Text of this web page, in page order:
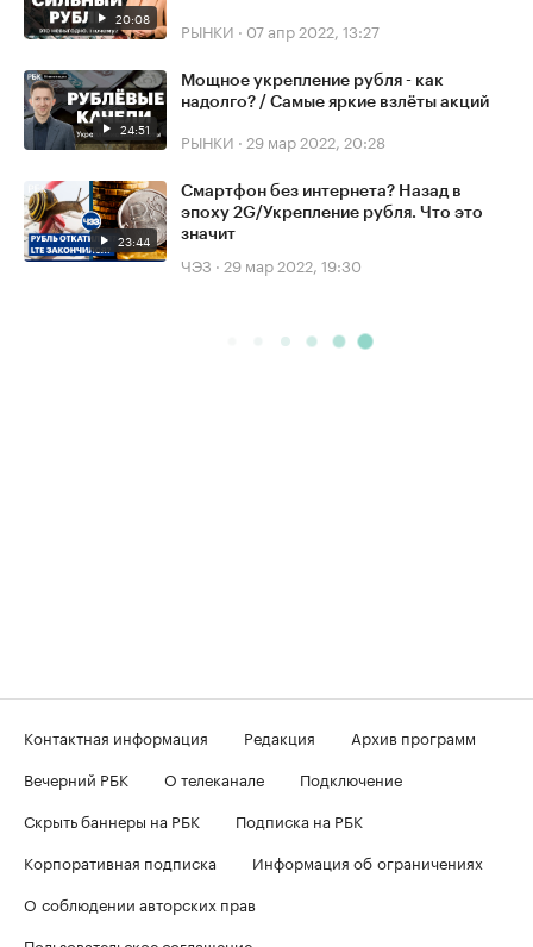
20:08 РЫНКИ · 07 апр 2022, 13:27
24:51
Мощное укрепление рубля - как
надолго? / Самые яркие взлёты акций
РЫНКИ · 29 мар 2022, 20:28
23:44
Смартфон без интернета? Назад в
эпоху 2G/Укрепление рубля. Что это
значит
ЧЭЗ · 29 мар 2022, 19:30
Контактная информация Редакция
Архив программ
Вечерний РБК
О телеканале
Подключение
Скрыть баннеры на РБК
Подписка на РБК
Корпоративная подписка
Информация об ограничениях
О соблюдении авторских прав